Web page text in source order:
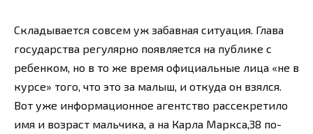
Складывается совсем уж забавная ситуация. Глава
государства регулярно появляется на публике с
ребенком, но в то же время официальные лица «не в
курсе» того, что это за малыш, и откуда он взялся.
Вот уже информационное агентство рассекретило
имя и возраст мальчика, а на Карла Маркса,38 по-